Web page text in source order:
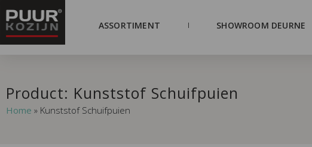
ASSORTIMENT SHOWROOM DEURNE
Product: Kunststof Schuifpuien
Home » Kunststof Schuifpuien